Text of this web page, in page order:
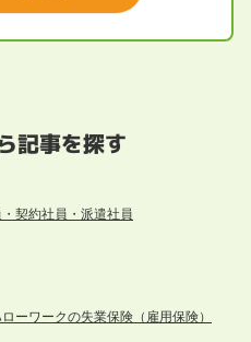
記事を探す
契約社員・派遣社員
ーワークの失業保険（雇用保険）